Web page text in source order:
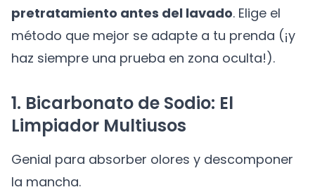
pretratamiento antes del lavado. Elige el
método que mejor se adapte a tu prenda (¡y
haz siempre una prueba en zona oculta!).
1. Bicarbonato de Sodio: El
Limpiador Multiusos
Genial para absorber olores y descomponer
la mancha.